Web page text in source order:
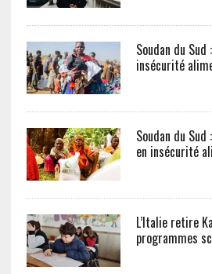
Soudan du
insécurité
Soudan du
en insécurité
L’Italie retire
programmes